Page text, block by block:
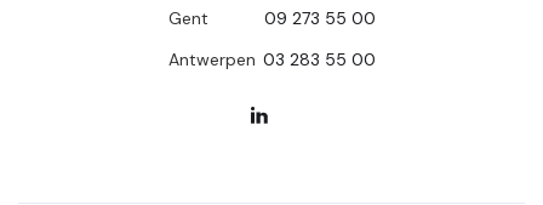
Gent
09 273 55 00
Antwerpen 03 283 55 00